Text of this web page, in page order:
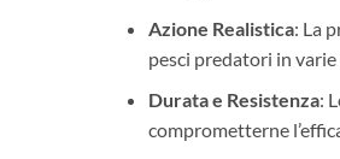
Azione Realistica: La
pesci predatori in
Durata e Resistenza:
comprometterne